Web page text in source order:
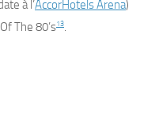
à l’AccorHotels Arena)
The 80’s13.